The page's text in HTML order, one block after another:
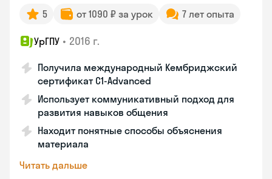
5 от 1090 ₽ за урок 7 лет опыта
УрГПУ • 2016 г.
Получила международный Кембриджский
сертификат С1-Advanced
Использует коммуникативный подход для
развития навыков общения
Находит понятные способы объяснения
материала
Читать дальше